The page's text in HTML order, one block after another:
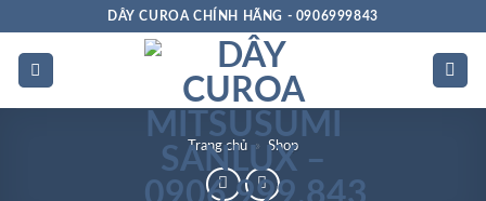
dung
DÂY CUROA CHÍNH HÃNG - 0906999843
Trang chủ » Shop